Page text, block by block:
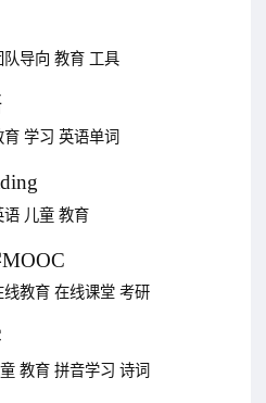
队导向 教育 工具
育 学习 英语单词
语 儿童 教育
线教育 在线课堂 考研
教育 拼音学习 诗词